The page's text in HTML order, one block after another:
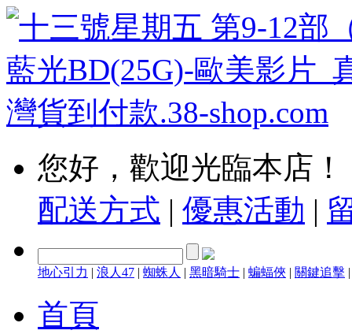
您好，歡迎光臨本店！
配送方式 | 優惠活動 |
地心引力 | 浪人47 | 蜘蛛人 | 黑暗騎士 | 蝙蝠俠 | 關鍵追擊
首頁